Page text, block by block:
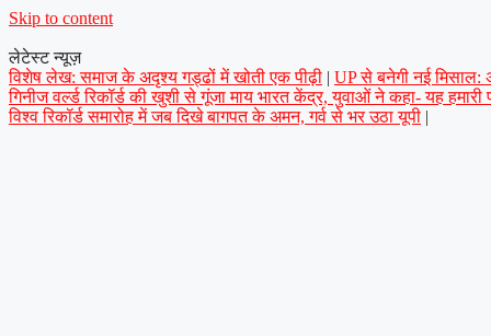
Skip to content
लेटेस्ट न्यूज़
विशेष लेख: समाज के अदृश्य गड्ढों में खोती एक पीढ़ी | UP से बनेगी नई मिसाल:
गिनीज वर्ल्ड रिकॉर्ड की खुशी से गूंजा माय भारत केंद्र, युवाओं ने कहा- यह हमारी
विश्व रिकॉर्ड समारोह में जब दिखे बागपत के अमन, गर्व से भर उठा यूपी |